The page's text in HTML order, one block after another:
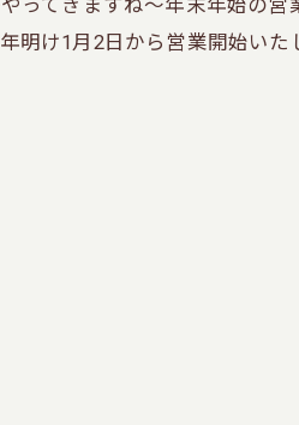
ってきますね～年末年始の
明け1月2日から営業開始い